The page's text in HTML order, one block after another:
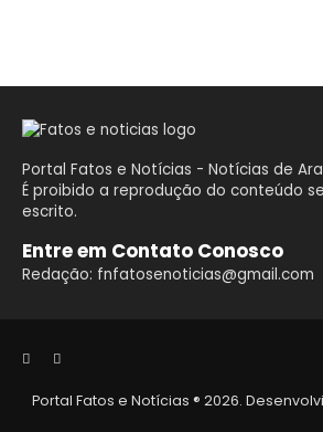
Portal Fatos e Notícias - Notícias de
É proibido a reprodução do conteúdo
escrito.
Entre em Contato Conosco
Redação: fnfatosenoticias@gmail.com
Portal Fatos e Notícias ® 2026.